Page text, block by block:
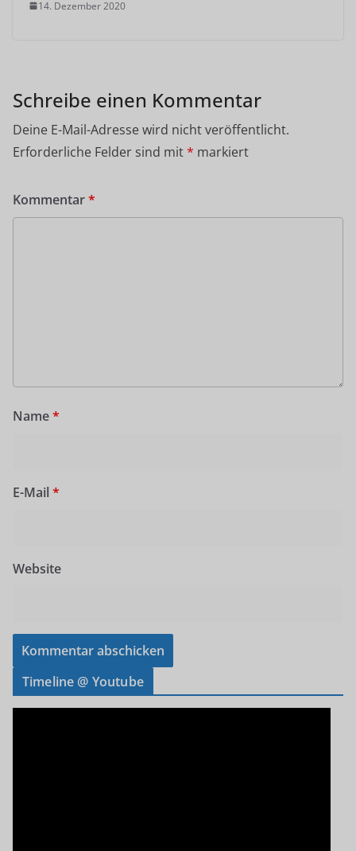
14. Dezember 2020
Schreibe einen Kommentar
Deine E-Mail-Adresse wird nicht veröffentlicht.
Erforderliche Felder sind mit* markiert
Kommentar*
Name*
E-Mail *
Website
Timeline @ Youtube